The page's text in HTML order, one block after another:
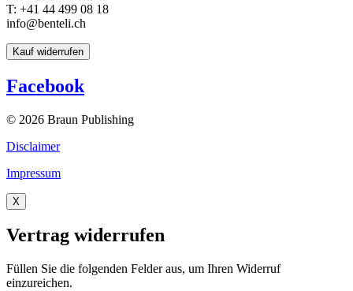
T: +41 44 499 08 18
info@benteli.ch
Kauf widerrufen
Facebook
© 2026 Braun Publishing
Disclaimer
Impressum
X
Vertrag widerrufen
Füllen Sie die folgenden Felder aus, um Ihren Widerruf
einzureichen.